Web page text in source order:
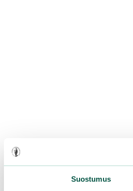
Suostumus